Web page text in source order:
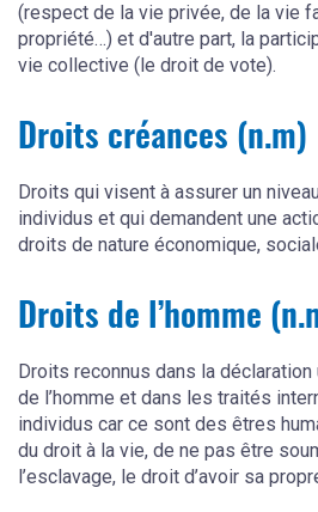
(respect de la vie privée, de la vie
propriété…) et d'autre part, la
vie collective (le droit de vote).
Droits créances (n.m)
Droits qui visent à assurer un
individus et qui demandent une
droits de nature économique,
Droits de l’homme
Droits reconnus dans la
de l’homme et dans les traités
individus car ce sont des êtres
du droit à la vie, de ne pas être
l’esclavage, le droit d’avoir sa